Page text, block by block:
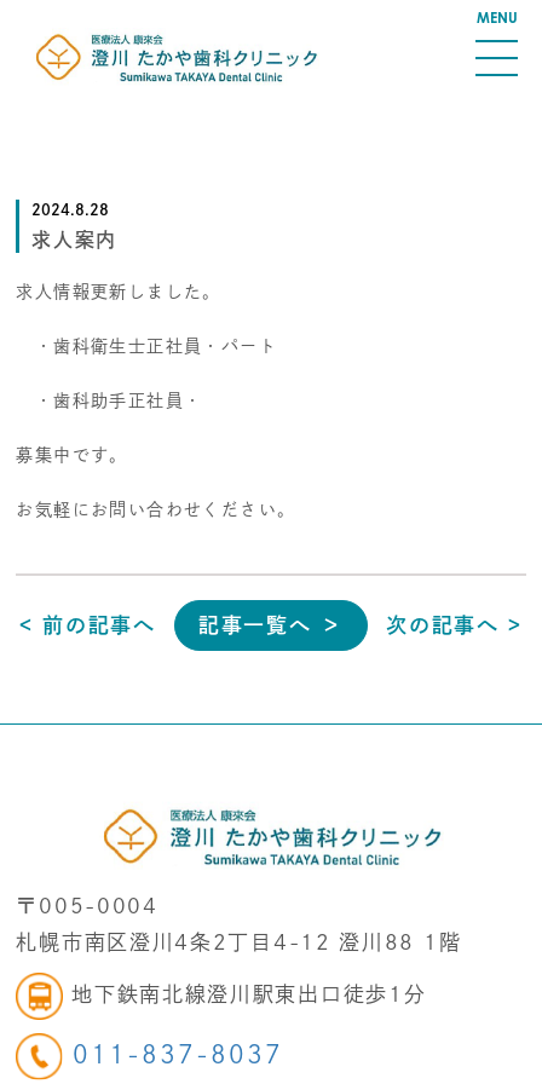
2024.8.28
求人案内
求人情報更新しました。
・歯科衛生士正社員・パート
・歯科助手正社員・
募集中です。
お気軽にお問い合わせください。
< 前の記事へ 記事一覧へ ＞ 次の記事へ >
〒005-0004
札幌市南区澄川4条2丁目4-12 澄川88 1階
地下鉄南北線澄川駅東出口徒歩1分
011-837-8037